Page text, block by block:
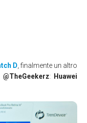
D , finalmente un altro
@TheGeekerz:
Huawei